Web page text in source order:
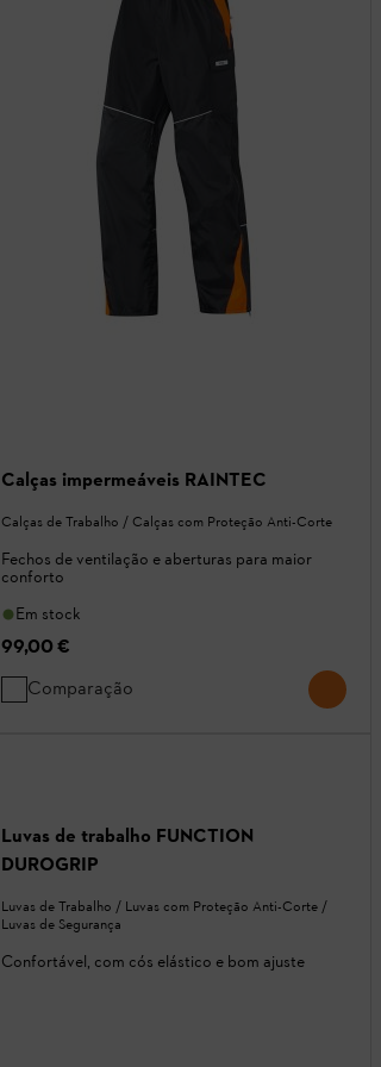
Calças impermeáveis RAINTEC
Calças de Trabalho / Calças com Proteção Anti-Corte
Fechos de ventilação e aberturas para maior
conforto
Em stock
99,00 €
Comparação
Luvas de trabalho FUNCTION
DUROGRIP
Luvas de Trabalho / Luvas com Proteção Anti-Corte /
Luvas de Segurança
Confortável, com cós elástico e bom ajuste